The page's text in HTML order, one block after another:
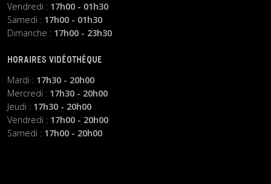
Vendredi : 17h00 - 01h30
Samedi : 17h00 - 01h30
Dimanche : 17h00 - 23h30
HORAIRES VIDÉOTHÈQUE
Mardi : 17h30 - 20h00
Mercredi : 17h30 - 20h00
Jeudi : 17h30 - 20h00
Vendredi : 17h00 - 20h00
Samedi : 17h00 - 20h00